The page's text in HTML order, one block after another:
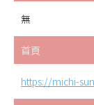
無
首頁
https://michi-